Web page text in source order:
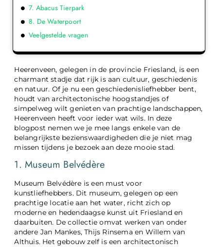
Heerenveen, gelegen in de provincie Friesland, is een
charmant stadje dat rijk is aan cultuur, geschiedenis
en natuur. Of je nu een geschiedenisliefhebber bent,
houdt van architectonische hoogstandjes of
simpelweg wilt genieten van prachtige landschappen,
Heerenveen heeft voor ieder wat wils. In deze
blogpost nemen we je mee langs enkele van de
belangrijkste bezienswaardigheden die je niet mag
missen tijdens je bezoek aan deze mooie stad.
1. Museum Belvédère
Museum Belvédère is een must voor
kunstliefhebbers. Dit museum, gelegen op een
prachtige locatie aan het water, richt zich op
moderne en hedendaagse kunst uit Friesland en
daarbuiten. De collectie omvat werken van onder
andere Jan Mankes, Thijs Rinsema en Willem van
Althuis. Het gebouw zelf is een architectonisch
7. Abacus Tierpark
8. De Waterpoort
Veelgestelde vragen